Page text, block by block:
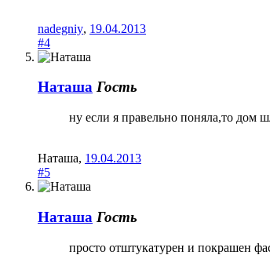
nadegniy, 19.04.2013
#4
Наташа Гость
ну если я правельно поняла,то дом
Наташа, 19.04.2013
#5
Наташа Гость
просто отштукатурен и покрашен